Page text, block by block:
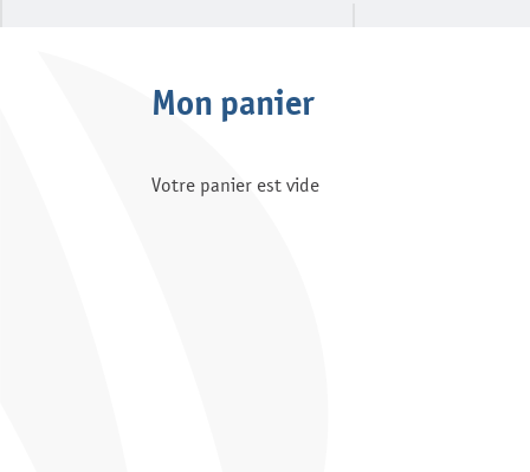
Mon panier
Votre panier est vide